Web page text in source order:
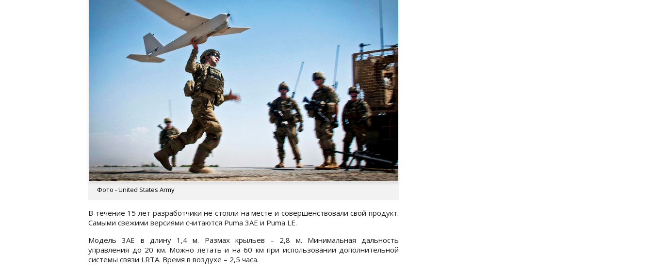
Фото - United States Army
В течение 15 лет разработчики не стояли на месте и совершенствовали свой продукт.
Самыми свежими версиями считаются Puma 3AE и Puma LE.
Модель 3AE в длину 1,4 м. Размах крыльев – 2,8 м. Минимальная дальность
управления до 20 км. Можно летать и на 60 км при использовании дополнительной
системы связи LRTA. Время в воздухе – 2,5 часа.